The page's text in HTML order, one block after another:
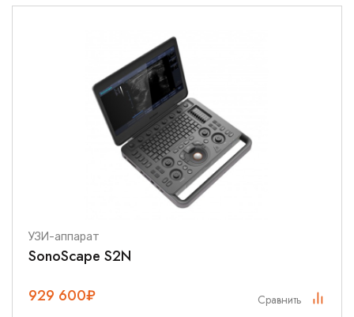
УЗИ-аппарат
SonoScape S2N
929 600₽ Сравнить